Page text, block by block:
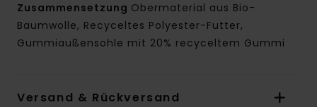
Zusammensetzung Obermaterial aus Bio-
Baumwolle, Recyceltes Polyester-Futter,
Gummiaußensohle mit 20% recyceltem Gummi
Versand & Rückversand